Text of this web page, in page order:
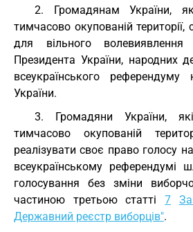
2. Громадянам України,
тимчасово окупованій
для вільного
Президента України, народних
всеукраїнського референдуму
України.
3. Громадяни України,
тимчасово окупованій
реалізувати своє право голосу
всеукраїнському референдумі
голосування без зміни
частиною третьою статті 7
Державний реєстр виборців".